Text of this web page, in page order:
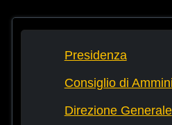
Presidenza
Consiglio di
Direzione Generale